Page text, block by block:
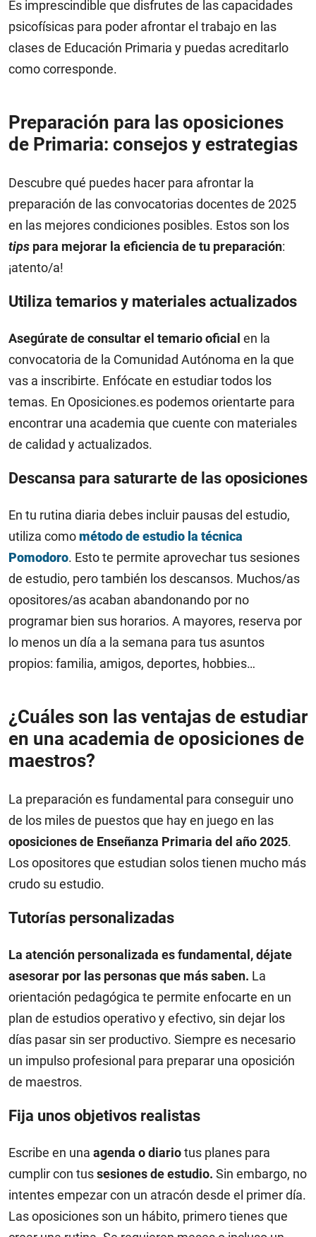
Es imprescindible que disfrutes de las capacidades
psicofísicas para poder afrontar el trabajo en las
clases de Educación Primaria y puedas acreditarlo
como corresponde.
Preparación para las oposiciones
de Primaria: consejos y estrategias
Descubre qué puedes hacer para afrontar la
preparación de las convocatorias docentes de 2025
en las mejores condiciones posibles. Estos son los
tips para mejorar la eficiencia de tu preparación:
¡atento/a!
Utiliza temarios y materiales actualizados
Asegúrate de consultar el temario oficial en la
convocatoria de la Comunidad Autónoma en la que
vas a inscribirte. Enfócate en estudiar todos los
temas. En Oposiciones.es podemos orientarte para
encontrar una academia que cuente con materiales
de calidad y actualizados.
Descansa para saturarte de las oposiciones
En tu rutina diaria debes incluir pausas del estudio,
utiliza comométodo de estudio la técnica
Pomodoro. Esto te permite aprovechar tus sesiones
de estudio, pero también los descansos. Muchos/as
opositores/as acaban abandonando por no
programar bien sus horarios. A mayores, reserva por
lo menos un día a la semana para tus asuntos
propios: familia, amigos, deportes, hobbies…
¿Cuáles son las ventajas de estudiar
en una academia de oposiciones de
maestros?
La preparación es fundamental para conseguir uno
de los miles de puestos que hay en juego en las
oposiciones de Enseñanza Primaria del año 2025.
Los opositores que estudian solos tienen mucho más
crudo su estudio.
Tutorías personalizadas
La atención personalizada es fundamental, déjate
asesorar por las personas que más saben. La
orientación pedagógica te permite enfocarte en un
plan de estudios operativo y efectivo, sin dejar los
días pasar sin ser productivo. Siempre es necesario
un impulso profesional para preparar una oposición
de maestros.
Fija unos objetivos realistas
Escribe en una agenda o diariotus planes para
cumplir con tussesiones de estudio. Sin embargo, no
intentes empezar con un atracón desde el primer día.
Las oposiciones son un hábito, primero tienes que